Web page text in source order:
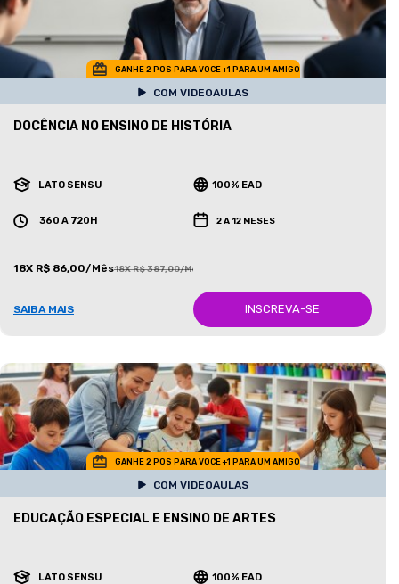
GANHE 2 POS PARA VOCE +1 PARA UM AMIGO
COM VIDEOAULAS
DOCÊNCIA NO ENSINO DE HISTÓRIA
LATO SENSU 100% EAD
360 A 720H 2 A 12 MESES
18X R$ 86,00/Mês18X R$ 387,00/Mês
SAIBA MAIS INSCREVA-SE
GANHE 2 POS PARA VOCE +1 PARA UM AMIGO
COM VIDEOAULAS
EDUCAÇÃO ESPECIAL E ENSINO DE ARTES
LATO SENSU 100% EAD